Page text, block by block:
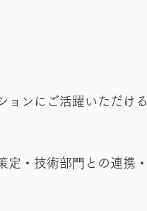
ョンにご活躍いただける
・技術部⾨との連携・